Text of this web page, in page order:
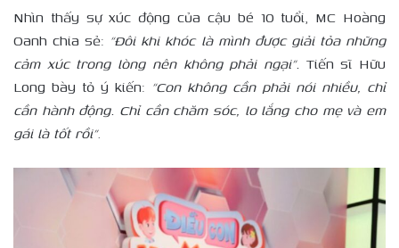
Nhìn thấy sự xúc động của cậu bé 10 tuổi, MC Hoàng
Oanh chia sẻ: “Đôi khi khóc là mình được giải tỏa những
cảm xúc trong lòng nên không phải ngại”. Tiến sĩ Hữu
Long bày tỏ ý kiến: “Con không cần phải nói nhiều, chỉ
cần hành động. Chỉ cần chăm sóc, lo lắng cho mẹ và em
gái là tốt rồi”.